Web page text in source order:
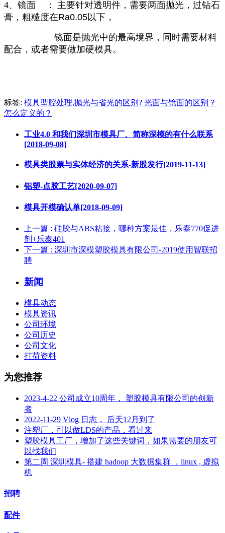
4、镜面 ： 主要针对透明件，需要两面抛光，过钻石
膏， 粗糙度在Ra0.05以下，
镜面是抛光中的最高境界，同时需要材料
配合，或者需要做加硬模具。
标签: 模具型腔处理,抛光与省光的区别? 光面与镜面的区别？
怎么定义的？
工业4.0 和我们深圳市模具厂、简称深模的有什么联系
[2018-09-08]
模具类股票与实体经济的关系-新股发行[2019-11-13]
铝塑-点胶工艺[2020-09-07]
模具开模确认单[2018-09-09]
上一篇 : 硅胶与ABS粘接，哪种方案最佳，乐泰770促进
剂+乐泰401
下一篇 : 深圳市深模塑胶模具有限公司-2019使用智联招
聘
新闻
模具动态
模具资讯
公司环境
公司历史
公司文化
打荷资料
为您推荐
2023-4-22 公司成立10周年， 塑胶模具有限公司的创新
者
2022-11-29 Vlog 日志， 后天12月到了
注塑厂，可以做LDS的产品，看过来
塑胶模具工厂，增加了这些关键词，如果需要的朋友可
以找我们
第二周 深圳模具- 搭建 hadoop 大数据集群 ，linux , 虚拟
机
招聘
配件